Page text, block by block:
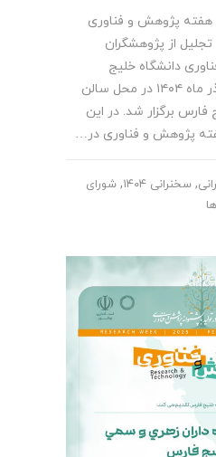
هفته پژوهش و فناوری
از پژوهشگران
دانشگاه خلیج
فارس روز یکشنبه ۲ آذر ماه ۱۴۰۴ در محل سالن
فارس برگزار شد. در این
پژوهش و فناوری در…
, سخنرانی ۱۴۰۴ , شورای